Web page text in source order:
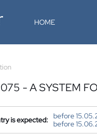
HOME
- A SYSTEM
is expected:
before
before